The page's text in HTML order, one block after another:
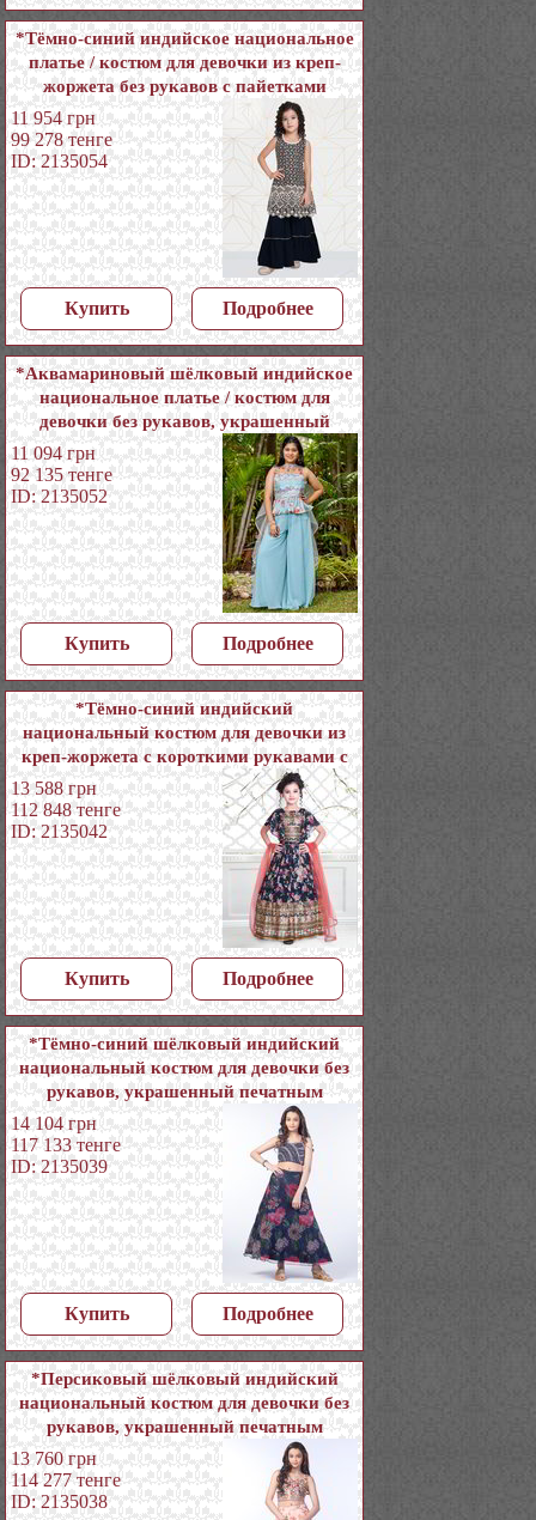
*Тёмно-синий индийское национальное
платье / костюм для девочки из креп-
жоржета без рукавов с пайетками
11 954 грн
99 278 тенге
ID: 2135054
Купить Подробнее
*Аквамариновый шёлковый индийское
национальное платье / костюм для
девочки без рукавов, украшенный
скрученной шёлковой нитью
11 094 грн
92 135 тенге
ID: 2135052
Купить Подробнее
*Тёмно-синий индийский
национальный костюм для девочки из
креп-жоржета с короткими рукавами с
пайетками
13 588 грн
112 848 тенге
ID: 2135042
Купить Подробнее
*Тёмно-синий шёлковый индийский
национальный костюм для девочки без
рукавов, украшенный печатным
рисунком с бисером, пайетками,
кусочками зеркалец
14 104 грн
117 133 тенге
ID: 2135039
Купить Подробнее
*Персиковый шёлковый индийский
национальный костюм для девочки без
рукавов, украшенный печатным
рисунком с кусочками зеркалец
13 760 грн
114 277 тенге
ID: 2135038